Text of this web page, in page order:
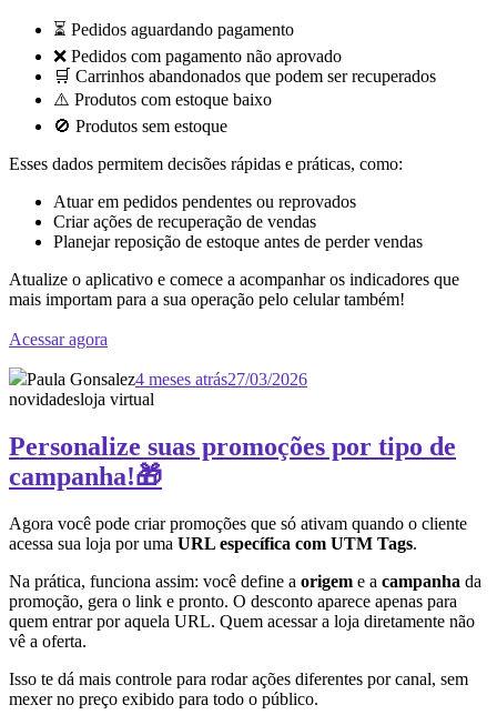
⏳ Pedidos aguardando pagamento
❌ Pedidos com pagamento não aprovado
🛒 Carrinhos abandonados que podem ser recuperados
⚠️ Produtos com estoque baixo
🚫 Produtos sem estoque
Esses dados permitem decisões rápidas e práticas, como:
Atuar em pedidos pendentes ou reprovados
Criar ações de recuperação de vendas
Planejar reposição de estoque antes de perder vendas
Atualize o aplicativo e comece a acompanhar os indicadores que
mais importam para a sua operação pelo celular também!
Acessar agora
Paula Gonsalez4 meses atrás27/03/2026
novidadesloja virtual
Personalize suas promoções por tipo de
campanha!🎁
Agora você pode criar promoções que só ativam quando o cliente
acessa sua loja por uma URL específica com UTM Tags.
Na prática, funciona assim: você define a origem e a campanha da
promoção, gera o link e pronto. O desconto aparece apenas para
quem entrar por aquela URL. Quem acessar a loja diretamente não
vê a oferta.
Isso te dá mais controle para rodar ações diferentes por canal, sem
mexer no preço exibido para todo o público.